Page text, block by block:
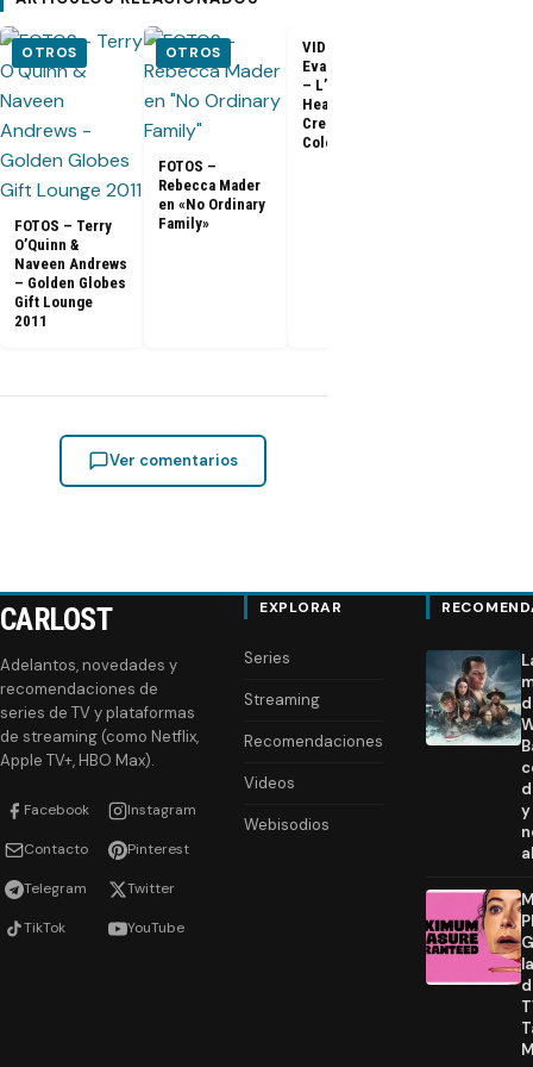
OTROS
FOTOS – Terry
O’Quinn &
Naveen Andrews
– Golden Globes
Gift Lounge
2011
OTROS
FOTOS –
Rebecca Mader
en «No Ordinary
Family»
VIDEO –
Evangeline Lilly
– L’Oreal
Healthy Look
Creme Gloss
Color [HD]
Ver comentarios
CARLOST
Adelantos, novedades y
recomendaciones de
series de TV y plataformas
de streaming (como Netflix,
Apple TV+, HBO Max).
Facebook Instagram
Contacto Pinterest
Telegram Twitter
TikTok YouTube
EXPLORAR
Series
Streaming
Recomendaciones
Videos
Webisodios
y